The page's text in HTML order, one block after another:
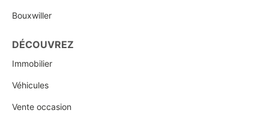
Bouxwiller
DÉCOUVREZ
Immobilier
Véhicules
Vente occasion